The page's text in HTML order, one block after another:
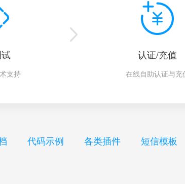
支持
认证/充值
在线自助认证与充
代码示例 各类插件 短信模板